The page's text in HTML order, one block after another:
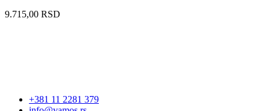
9.715,00 RSD
+381 11 2281 379